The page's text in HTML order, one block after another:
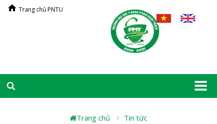
Trang chủ PNTU
Trang chủ Tin tức